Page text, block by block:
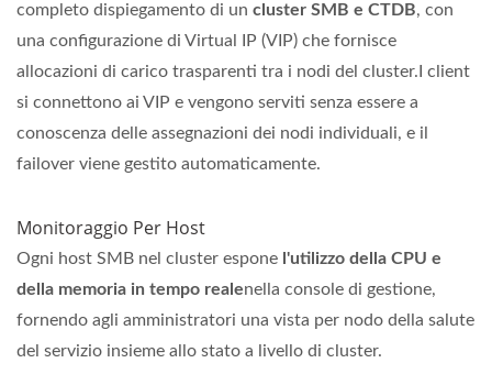
completo dispiegamento di un cluster SMB e CTDB, con
una configurazione di Virtual IP (VIP) che fornisce
allocazioni di carico trasparenti tra i nodi del cluster.I client
si connettono ai VIP e vengono serviti senza essere a
conoscenza delle assegnazioni dei nodi individuali, e il
failover viene gestito automaticamente.
Monitoraggio Per Host
Ogni host SMB nel cluster espone l'utilizzo della CPU e
della memoria in tempo realenella console di gestione,
fornendo agli amministratori una vista per nodo della salute
del servizio insieme allo stato a livello di cluster.